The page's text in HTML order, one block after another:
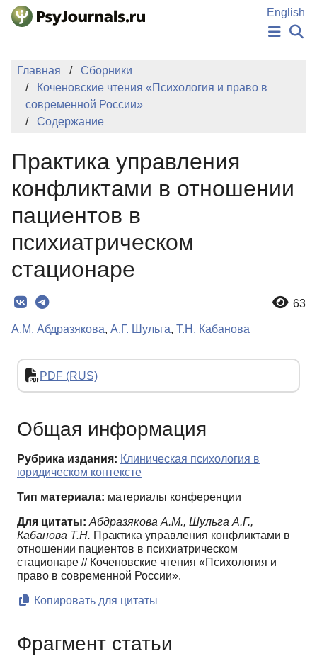
Перейти к основному содержанию
English
НОВОСТИ
ИЗДАНИЯ
Регистрация
Вход
Главная
Сборники
Коченовские чтения «Психология и право в
современной России»
Содержание
Практика управления
конфликтами в отношении
пациентов в
психиатрическом
стационаре
63
А.М. Абдразякова, А.Г. Шульга, Т.Н. Кабанова
PDF (RUS)
Общая информация
Рубрика издания: Клиническая психология в
юридическом контексте
Тип материала: материалы конференции
Для цитаты: Абдразякова А.М., Шульга А.Г.,
Кабанова Т.Н. Практика управления конфликтами в
отношении пациентов в психиатрическом
стационаре // Коченовские чтения «Психология и
право в современной России».
Копировать для цитаты
Фрагмент статьи